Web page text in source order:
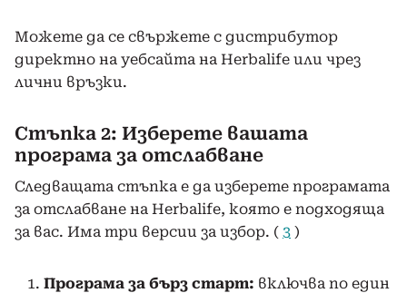
Можете да се свържете с дистрибутор
директно на уебсайта на Herbalife или чрез
лични връзки.
Стъпка 2: Изберете вашата
програма за отслабване
Следващата стъпка е да изберете програмата
за отслабване на Herbalife, която е подходяща
за вас. Има три версии за избор. ( 3 )
Програма за бърз старт: включва по един